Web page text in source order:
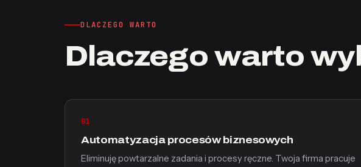
DLACZEGO WARTO
Dlaczego warto
01
Automatyzacja procesów biznesowych
Eliminuję powtarzalne zadania i procesy ręczne. Twoja firma pracuje